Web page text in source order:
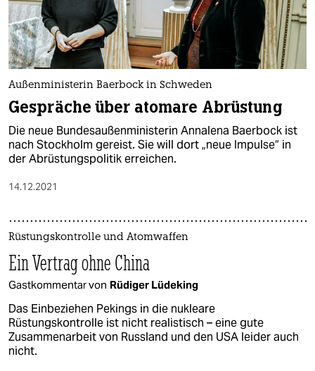
Außenministerin Baerbock in Schweden
Gespräche über atomare Abrüstung
Die neue Bundesaußenministerin Annalena Baerbock ist
nach Stockholm gereist. Sie will dort „neue Impulse“ in
der Abrüstungspolitik erreichen.
14.12.2021
Rüstungskontrolle und Atomwaffen
Ein Vertrag ohne China
Gastkommentar von Rüdiger Lüdeking
Das Einbeziehen Pekings in die nukleare
Rüstungskontrolle ist nicht realistisch – eine gute
Zusammenarbeit von Russland und den USA leider auch
nicht.